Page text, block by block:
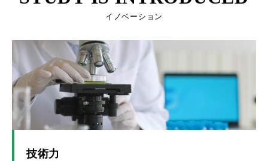
イノベーション
技術力